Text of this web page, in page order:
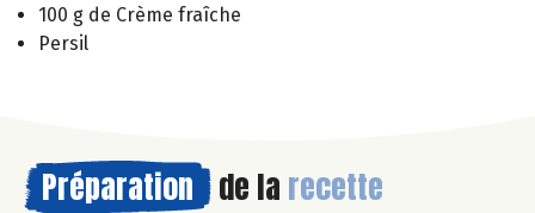
100 g de Crème fraîche
Persil
Préparation de la recette